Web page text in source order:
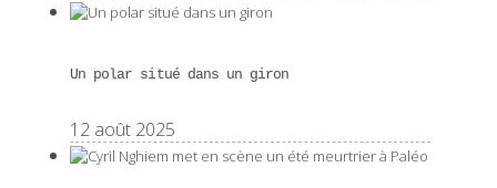
Un polar situé dans un giron
12 août 2025